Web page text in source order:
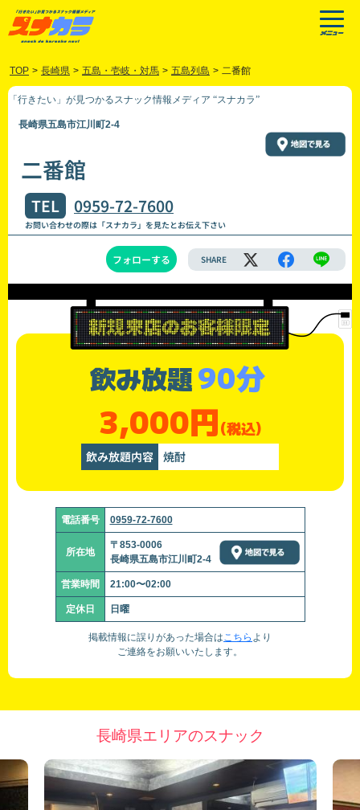
TOP > 長崎県 > 五島・壱岐・対馬 > 五島列島 > 二番館
「行きたい」が見つかるスナック情報メディア “スナカラ”
長崎県五島市江川町2-4
二番館
TEL 0959-72-7600
お問い合わせの際は「スナカラ」を見たとお伝え下さい
フォローする SHARE
飲み放題90分
3,000円(税込)
飲み放題内容 焼酎
電話番号 0959-72-7600
所在地
〒853-0006
長崎県五島市江川町2-4
営業時間 21:00〜02:00
定休日 日曜
掲載情報に誤りがあった場合はこちら より
ご連絡をお願いいたします。
長崎県エリアのスナック